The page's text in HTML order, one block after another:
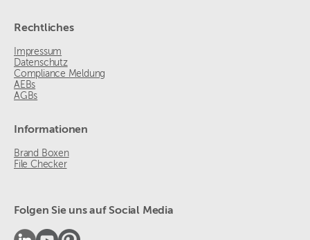
Rechtliches
Impressum
Datenschutz
Compliance Meldung
AEBs
AGBs
Informationen
Brand Boxen
File Checker
Folgen Sie uns auf Social Media